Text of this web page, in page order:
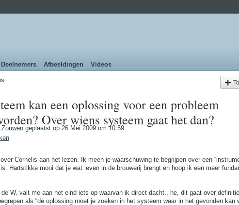
Deelnemers Afbeeldingen Videos
kan een oplossing voor een probleem
Over wiens systeem gaat het dan?
geplaatst op 26 Mei 2009 om 10.59
Cornelis aan het lezen. Ik meen je waarschuwing te begrijpen over een
Hartstikke mooi dat je wat leven in de brouwerij brengt en hoop ik een meer
W. valt me aan het eind iets op waarvan ik direct dacht., he, dit gaat over
als “de oplossing moet je zoeken in het systeem waar in het gevonden kan